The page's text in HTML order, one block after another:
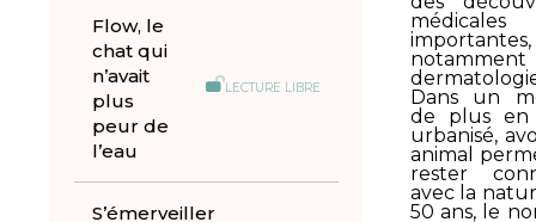
Flow, le
chat qui
n’avait
plus
peur de
l’eau
LECTURE LIBRE
S’émerveiller
médicales
importantes,
Dans un
de plus en
urbanisé,
animal
rester
avec la
50 ans, le